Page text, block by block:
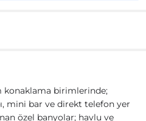
konaklama birimlerinde;
mini bar ve direkt telefon yer
özel banyolar; havlu ve